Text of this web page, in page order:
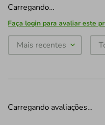
Carregando…
Faça login para avaliar este
Mais recentes
Carregando avaliações…